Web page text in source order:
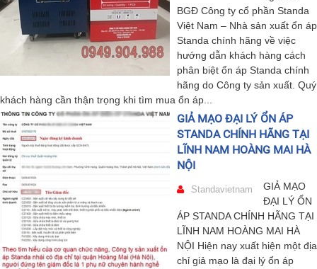
BGĐ Công ty cổ phần Standa
Việt Nam – Nhà sản xuất ổn áp
Standa chính hãng về việc
hướng dẫn khách hàng cách
phân biệt ổn áp Standa chính
hãng do Công ty sản xuất. Quý
khách hàng cần thận trọng khi tìm mua ổn áp...
GIẢ MẠO ĐẠI LÝ ỔN ÁP
STANDA CHÍNH HÃNG TẠI
LĨNH NAM HOÀNG MAI HÀ
NỘI
Standavietnam
GIẢ MẠO
ĐẠI LÝ ỔN
ÁP STANDA CHÍNH HÃNG TẠI
LĨNH NAM HOÀNG MAI HÀ
NỘI Hiện nay xuất hiện một địa
chỉ giả mạo là đại lý ổn áp